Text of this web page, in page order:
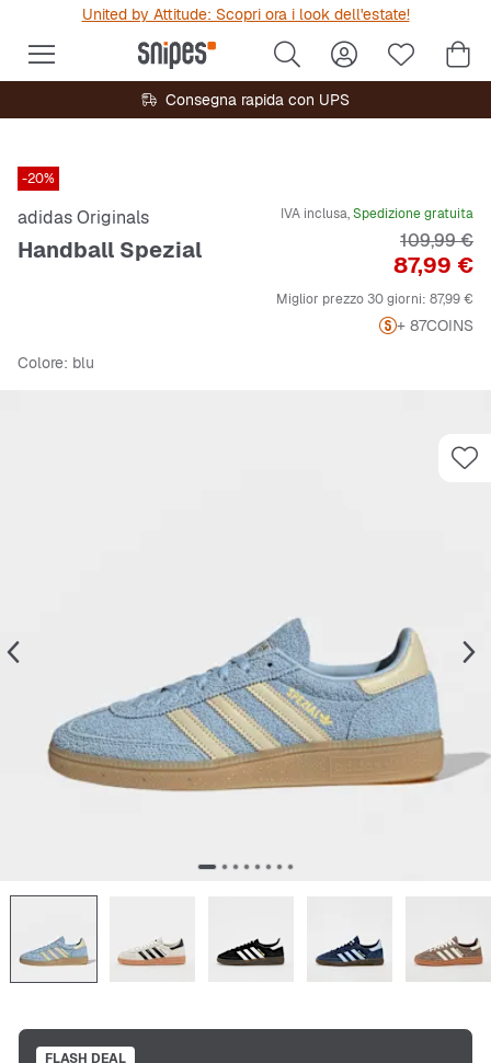
United by Attitude: Scopri ora i look dell'estate!
Consegna rapida con UPS
-20%
adidas Originals
Handball Spezial
IVA inclusa,Spedizione gratuita
Prezzo
87,99 €
Prezzo
109,99 €
Miglior prezzo 30 giorni: 87,99 €
+ 87COINS
Colore: blu
FLASH DEAL